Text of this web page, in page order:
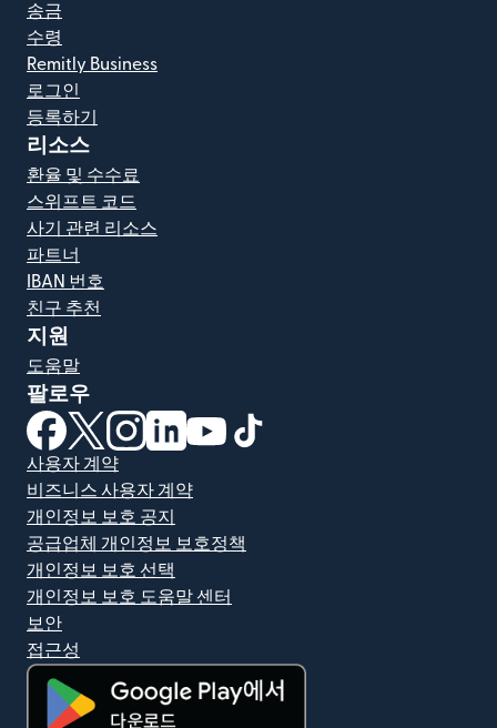
송금
수령
Remitly Business
로그인
등록하기
리소스
환율 및 수수료
스위프트 코드
사기 관련 리소스
파트너
IBAN 번호
친구 추천
지원
도움말
팔로우
(새 창에서 열림)
(새 창에서 열림)
(새 창에서 열림)
(새 창에서 열림)
(새 창에서 열림)
사용자 계약
비즈니스 사용자 계약
개인정보 보호 공지
공급업체 개인정보 보호정책
개인정보 보호 선택
개인정보 보호 도움말 센터
보안
접근성